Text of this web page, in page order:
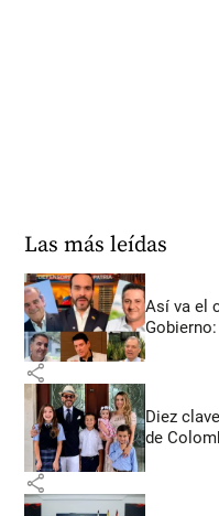
Las más leídas
Así va el
share
Diez
de
share